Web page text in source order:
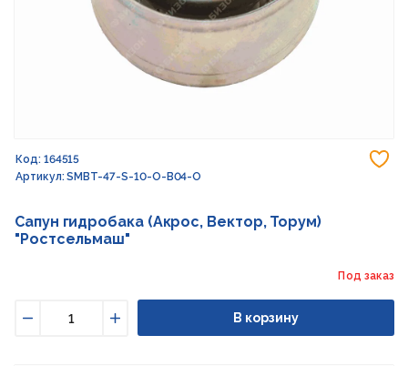
Код: 164515
Артикул: SMBT-47-S-10-O-B04-O
Сапун гидробака (Акрос, Вектор, Торум)
"Ростсельмаш"
Под заказ
Увеличить
В корзину